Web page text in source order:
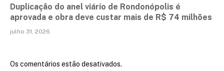
Duplicação do anel viário de Rondonópolis é
aprovada e obra deve custar mais de R$ 74 milhões
julho 31, 2026
Os comentários estão desativados.